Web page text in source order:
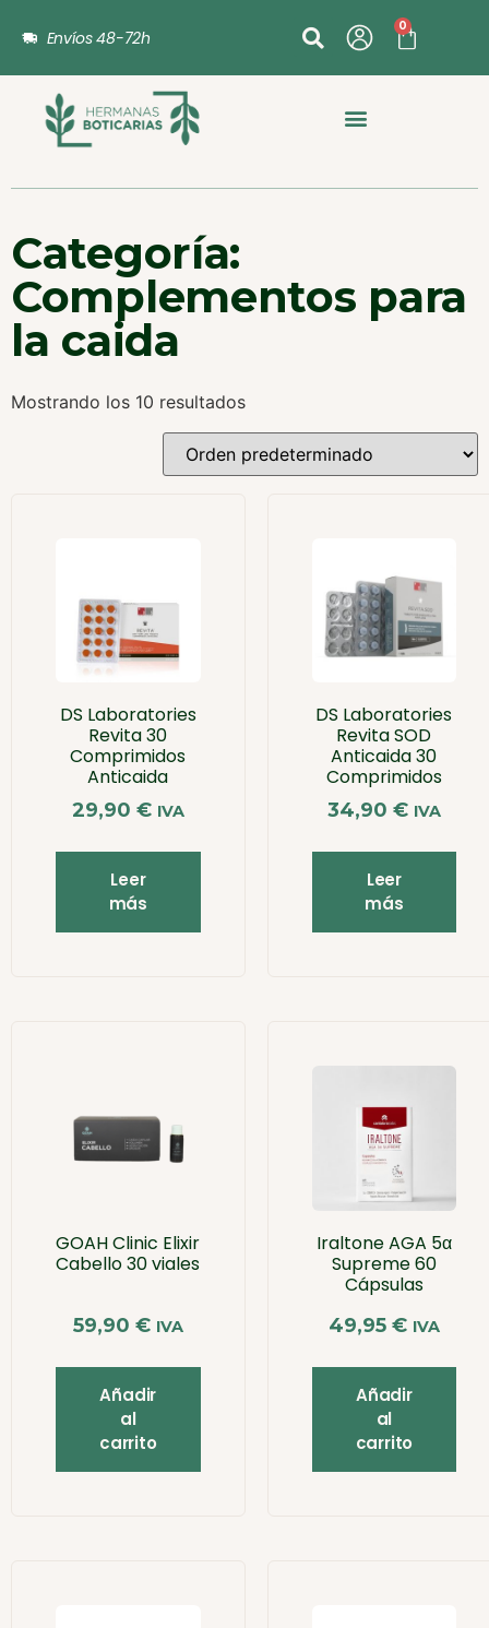
Envíos 48-72h
0
Categoría:
Complementos para
la caida
Mostrando los 10 resultados
DS Laboratories
Revita 30
Comprimidos
Anticaida
29,90 € IVA
Leer
más
DS Laboratories
Revita SOD
Anticaida 30
Comprimidos
34,90 € IVA
Leer
más
GOAH Clinic Elixir
Cabello 30 viales
59,90 € IVA
Añadir
al
carrito
Iraltone AGA 5α
Supreme 60
Cápsulas
49,95 € IVA
Añadir
al
carrito